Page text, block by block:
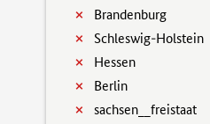
Brandenburg
Schleswig-Holstein
Hessen
Berlin
sachsen__freistaat